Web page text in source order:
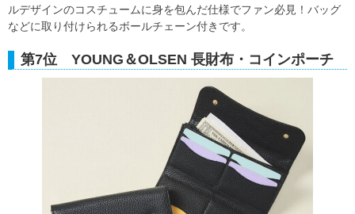
ルデザインのコスチュームに身を包んだ仕様でファン必見！バッグ
などに取り付けられるボールチェーン付きです。
第7位 YOUNG＆OLSEN 長財布・コインポーチ